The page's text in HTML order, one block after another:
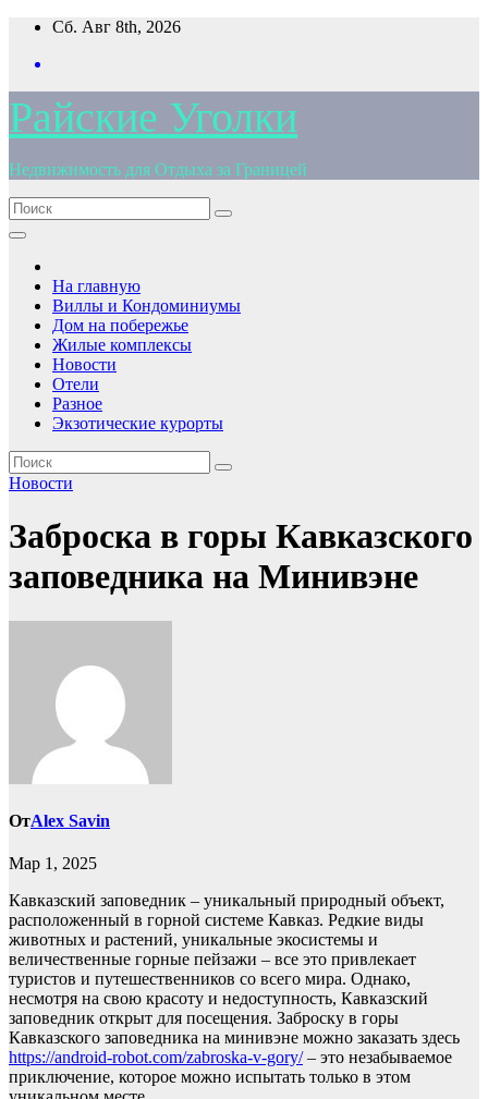
Перейти
содержимому
Сб. Авг 8th, 2026
Райские Уголки
Недвижимость для Отдыха за Границей
На главную
Виллы и Кондоминиумы
Дом на побережье
Жилые комплексы
Новости
Отели
Разное
Экзотические курорты
Новости
Заброска в горы Кавказского
заповедника на Минивэне
ОтAlex Savin
Мар 1, 2025
Кавказский заповедник – уникальный природный объект,
расположенный в горной системе Кавказ. Редкие виды
животных и растений, уникальные экосистемы и
величественные горные пейзажи – все это привлекает
туристов и путешественников со всего мира. Однако,
несмотря на свою красоту и недоступность, Кавказский
заповедник открыт для посещения. Заброску в горы
Кавказского заповедника на минивэне можно заказать здесь
https://android-robot.com/zabroska-v-gory/– это незабываемое
приключение, которое можно испытать только в этом